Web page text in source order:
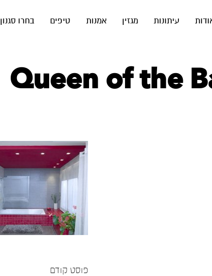
עיתונות מגזין אמנות טיפים
בחרו סגנון
Queen of the
פוסט קודם